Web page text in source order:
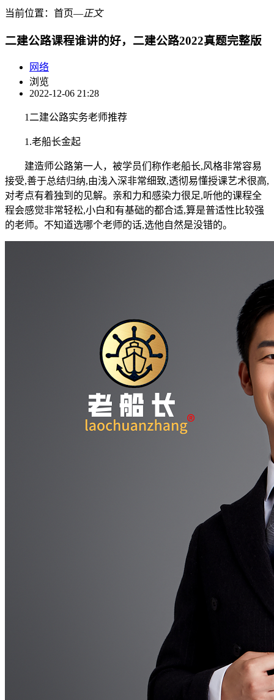
当前位置： 首页―正文
二建公路课程谁讲的好，二建公路2022真题完整版
网络
浏览
2022-12-06 21:28
1二建公路实务老师推荐
1.老船长金起
建造师公路第一人，被学员们称作老船长,风格非常容易
接受,善于总结归纳,由浅入深非常细致,透彻易懂授课艺术很高,
对考点有着独到的见解。亲和力和感染力很足,听他的课程全
程会感觉非常轻松,小白和有基础的都合适,算是普适性比较强
的老师。不知道选哪个老师的话,选他自然是没错的。